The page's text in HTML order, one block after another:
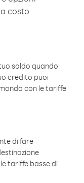
costo
saldo quando
credito puoi
con le tariffe
di fare
tariffe basse di